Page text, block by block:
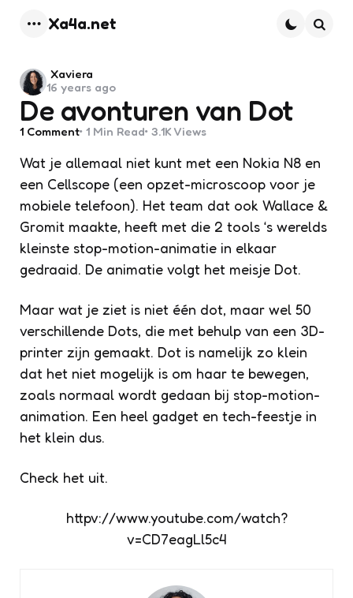
Xa4a.net
De avonturen van Dot
Posted
by
Xaviera
16 years ago
1 Comment 1 Min Read 3.1K Views
Wat je allemaal niet kunt met een Nokia N8 en
een Cellscope (een opzet-microscoop voor je
mobiele telefoon). Het team dat ook Wallace &
Gromit maakte, heeft met die 2 tools ‘s werelds
kleinste stop-motion-animatie in elkaar
gedraaid. De animatie volgt het meisje Dot.
Maar wat je ziet is niet één dot, maar wel 50
verschillende Dots, die met behulp van een 3D-
printer zijn gemaakt. Dot is namelijk zo klein
dat het niet mogelijk is om haar te bewegen,
zoals normaal wordt gedaan bij stop-motion-
animation. Een heel gadget en tech-feestje in
het klein dus.
Check het uit.
httpv://www.youtube.com/watch?
v=CD7eagLl5c4